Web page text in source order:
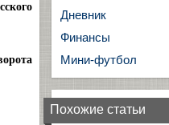
Дневник
Финансы
Мини-футбол
Похожие статьи